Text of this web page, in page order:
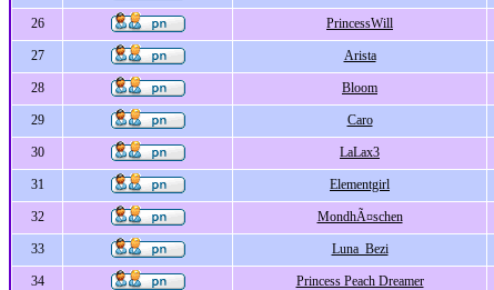
26 PrincessWill
27 Arista
28 Bloom
29 Caro
30 LaLax3
31 Elementgirl
32 MondhÃ¤schen
33 Luna_Bezi
34 Princess Peach Dreamer